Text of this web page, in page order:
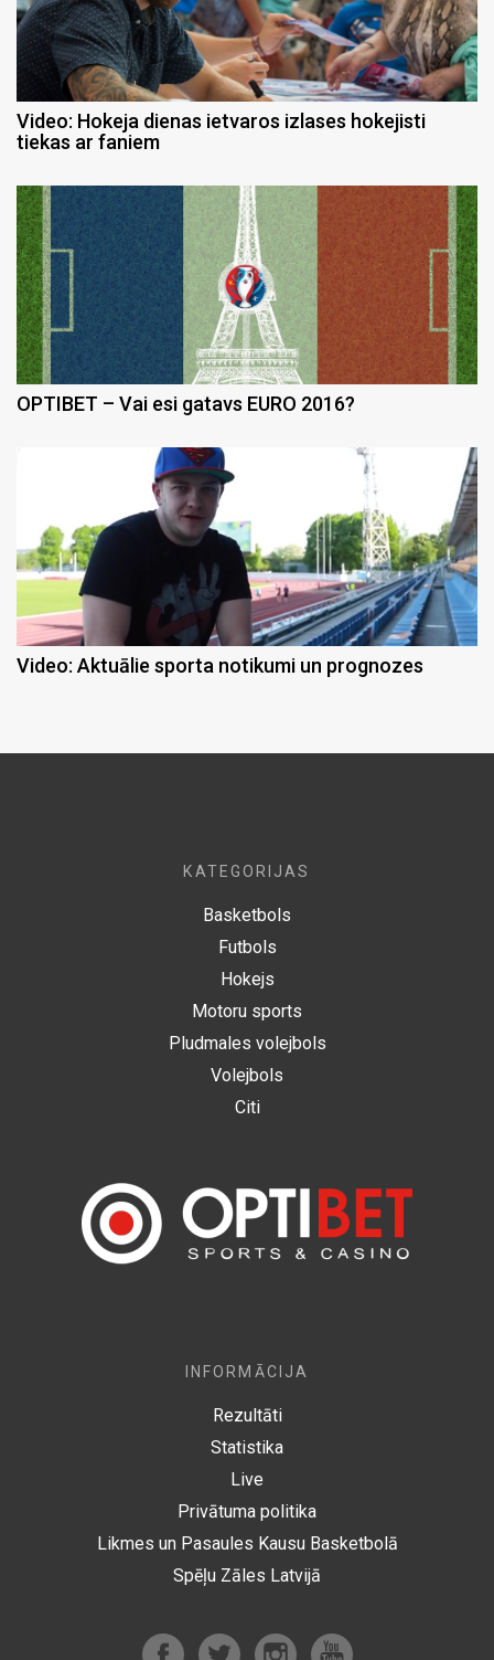
Video: Hokeja dienas ietvaros izlases hokejisti
tiekas ar faniem
OPTIBET – Vai esi gatavs EURO 2016?
Video: Aktuālie sporta notikumi un prognozes
KATEGORIJAS
Basketbols
Futbols
Hokejs
Motoru sports
Pludmales volejbols
Volejbols
Citi
INFORMĀCIJA
Rezultāti
Statistika
Live
Privātuma politika
Likmes un Pasaules Kausu Basketbolā
Spēļu Zāles Latvijā